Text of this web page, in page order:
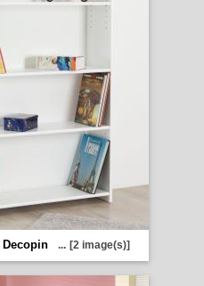
Decopin ... [2 image(s)]